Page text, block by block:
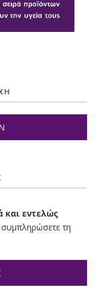
και εντελώς
συμπληρώσετε τη